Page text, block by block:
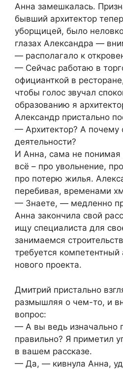
Анна замешкалась.
бывший архитектор
уборщицей, было
глазах Александра —
— располагало к
— Сейчас работаю в
официанткой в
чтобы голос звучал
образованию я
Александр пристально
— Архитектор? А почему
деятельности?
И Анна, сама не понимая
всё – про увольнение,
про потерю жилья.
перебивая, временами
— Знаете, — медленно
Анна закончила свой
ищу специалиста для
занимаемся
требуется компетентный
нового проекта.
Дмитрий пристально
размышляя о чем-то, и
вопрос:
— А вы ведь изначально
правильно? Я приметил
в вашем рассказе.
— Да, — кивнула Анна,